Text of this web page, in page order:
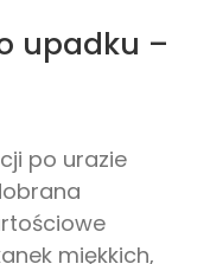
upadku –
po urazie
miękkich,